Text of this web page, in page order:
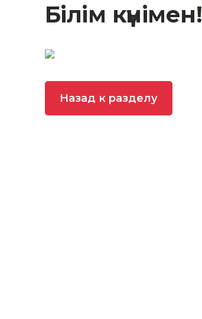
Бiлім күнімен!
Назад к разделу